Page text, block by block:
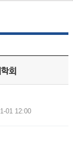
회
01 12:00